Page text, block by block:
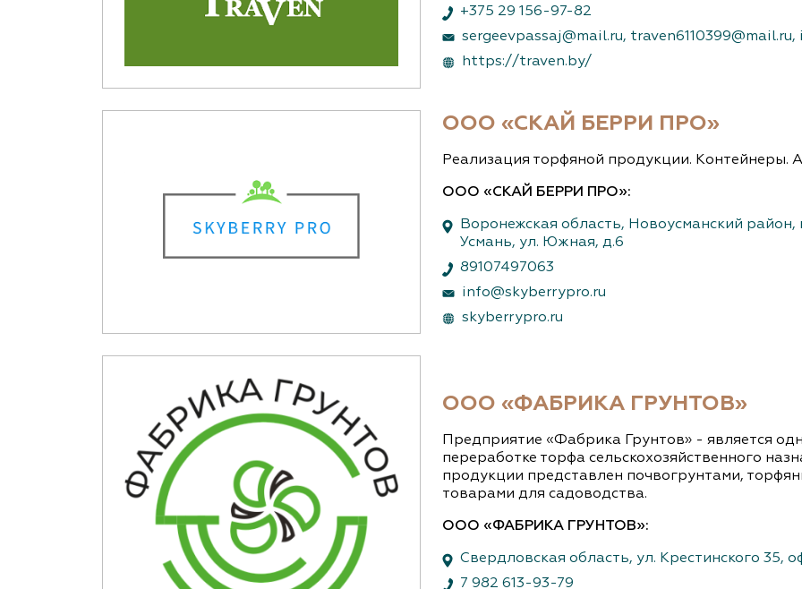
+375 29 156-97-82
sergeevpassaj@mail.ru, traven6110399@mail.ru,
https://traven.by/
ООО «СКАЙ БЕРРИ ПРО»
Реализация торфяной продукции. Контейнеры.
ООО «СКАЙ БЕРРИ ПРО»:
Воронежская область, Новоусманский район,
Усмань, ул. Южная, д.6
89107497063
info@skyberrypro.ru
skyberrypro.ru
ООО «ФАБРИКА ГРУНТОВ»
Предприятие «Фабрика Грунтов» - является
переработке торфа сельскохозяйственного
продукции представлен почвогрунтами,
товарами для садоводства.
ООО «ФАБРИКА ГРУНТОВ»:
Свердловская область, ул. Крестинского 35,
7 982 613-93-79